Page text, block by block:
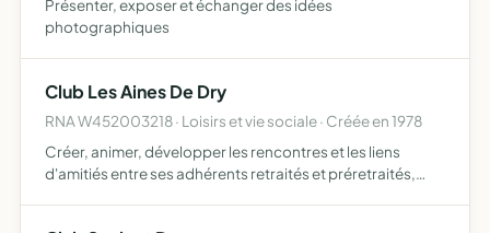
Présenter, exposer et échanger des idées
photographiques
Club Les Aines De Dry
RNA W452003218 · Loisirs et vie sociale · Créée en 1978
Créer, animer, développer les rencontres et les liens
d'amitiés entre ses adhérents retraités et préretraités,